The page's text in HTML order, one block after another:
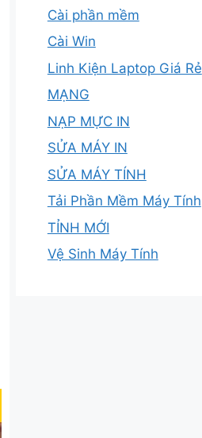
Cài phần mềm
Cài Win
Linh Kiện Laptop Giá Rẻ
MẠNG
NẠP MỰC IN
SỬA MÁY IN
SỬA MÁY TÍNH
Tải Phần Mềm Máy Tính
TỈNH MỚI
Vệ Sinh Máy Tính